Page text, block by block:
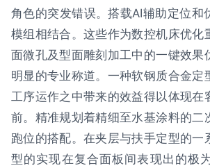
角色的突发错误。搭载AI辅助定位和
模组相结合。这些作为数控机床优化
面微孔及型面雕刻加工中的一键效果
明显的专业称道。一种软钢质合金定
工序运作之中带来的效益得以体现在
前。精准规划着精细至水基涂料的二
跑位的搭配。在夹层与扶手定型的一
型的实现在复合面板间表现出的极